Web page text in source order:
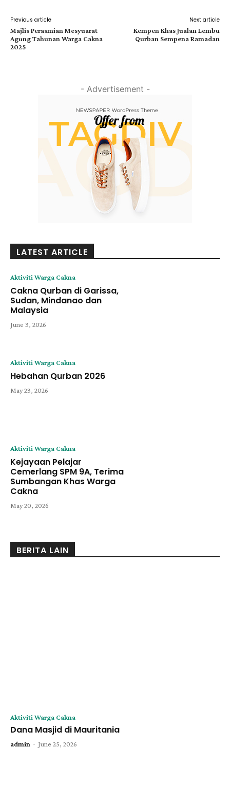
Previous article
Majlis Perasmian Mesyuarat
Agung Tahunan Warga Cakna
2025
Next article
Kempen Khas Jualan Lembu
Qurban Sempena Ramadan
- Advertisement -
LATEST ARTICLE
Aktiviti Warga Cakna
Cakna Qurban di Garissa,
Sudan, Mindanao dan
Malaysia
June 3, 2026
Aktiviti Warga Cakna
Hebahan Qurban 2026
May 23, 2026
Aktiviti Warga Cakna
Kejayaan Pelajar
Cemerlang SPM 9A, Terima
Sumbangan Khas Warga
Cakna
May 20, 2026
BERITA LAIN
Aktiviti Warga Cakna
Dana Masjid di Mauritania
admin - June 25, 2026